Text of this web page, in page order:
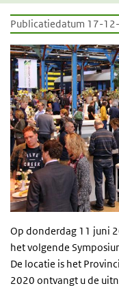
Publicatiedatum 17-
Op donderdag 11 juni
het volgende
De locatie is het
2020 ontvangt u de